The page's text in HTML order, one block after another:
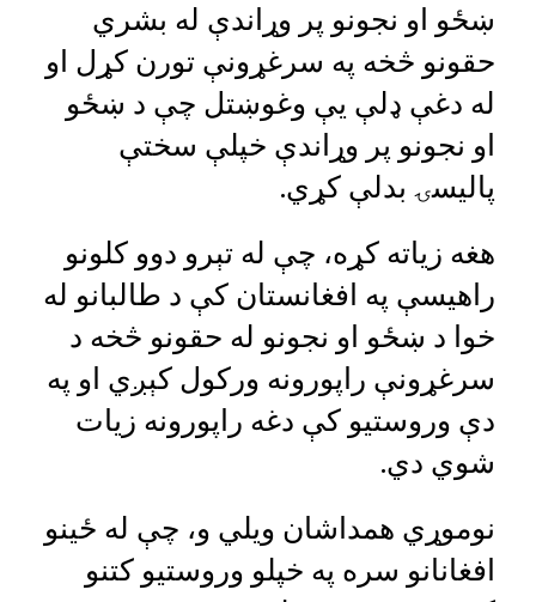
ښځو او نجونو پر وړاندې له بشري
حقونو څخه په سرغړونې تورن کړل او
له دغې ډلې یې وغوښتل چې د ښځو
او نجونو پر وړاندې خپلې سختې
پالیسۍ بدلې کړي.
هغه زياته کړه، چې له تېرو دوو کلونو
راهيسې په افغانستان کې د طالبانو له
خوا د ښځو او نجونو له حقونو څخه د
سرغړونې راپورونه ورکول کېږي او په
دې وروستيو کې دغه راپورونه زيات
شوي دي.
نوموړي‌ همداشان ویلي و، چې له ځینو
افغانانو سره په خپلو وروستیو کتنو